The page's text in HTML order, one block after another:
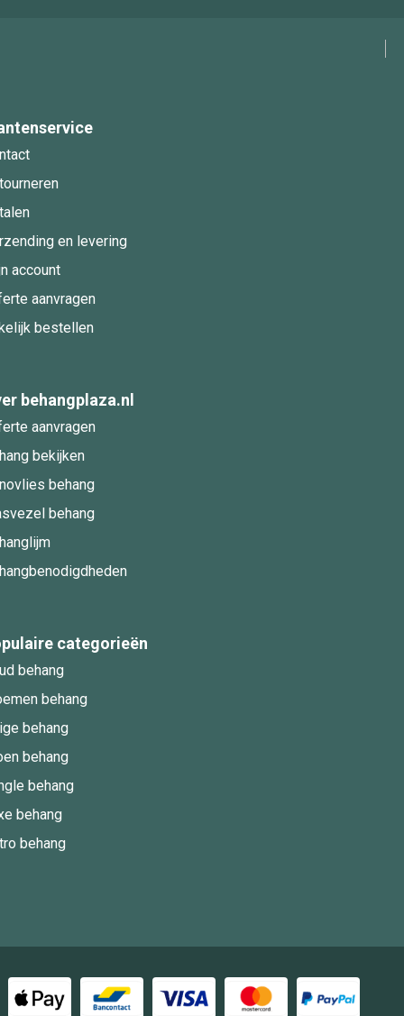
en levering
account
aanvragen
bestellen
behangplaza.nl
aanvragen
bekijken
behang
behang
categorieën
behang
behang
behang
behang
behang
behang
behang